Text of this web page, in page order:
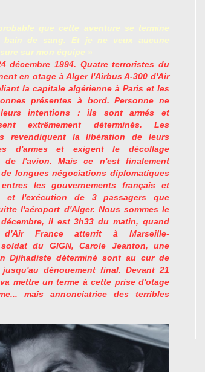
que cette aventure se termine
bain de sang. Et je ne veux aucune
sur mon équipe »
décembre 1994. Quatre terroristes du
en otage à Alger l'Airbus A-300 d'Air
la capitale algérienne à Paris et les
présentes à bord. Personne ne
intentions : ils sont armés et
extrêmement déterminés. Les
revendiquent la libération de leurs
d'armes et exigent le décollage
de l'avion. Mais ce n'est finalement
longues négociations diplomatiques
les gouvernements français et
et l'exécution de 3 passagers que
l'aéroport d'Alger. Nous sommes le
il est 3h33 du matin, quand
d'Air France atterrit à Marseille-
du GIGN, Carole Jeanton, une
Djihadiste déterminé sont au cur de
dénouement final. Devant 21
mettre un terme à cette prise d'otage
mais annonciatrice des terribles